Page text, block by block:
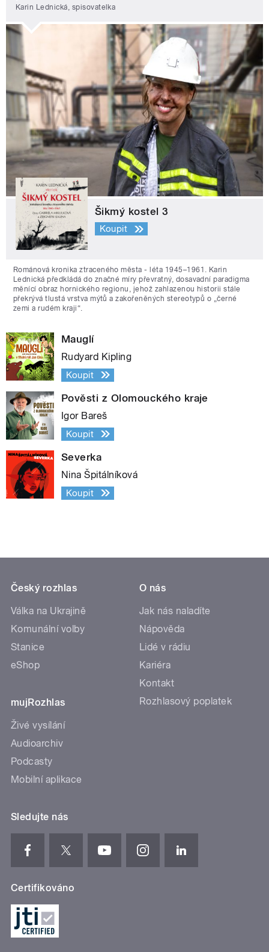
Karin Lednická, spisovatelka
Šikmý kostel 3
Koupit
Románová kronika ztraceného města - léta 1945–1961. Karin
Lednická předkládá do značné míry převratný, dosavadní paradigma
měnící obraz hornického regionu, jehož zahlazenou historii stále
překrývá tlustá vrstva mýtů a zakořeněných stereotypů o „černé
zemi a rudém kraji“.
Mauglí
Rudyard Kipling
Koupit
Pověsti z Olomouckého kraje
Igor Bareš
Koupit
Severka
Nina Špitálníková
Koupit
Český rozhlas
Válka na Ukrajině
Komunální volby
Stanice
eShop
mujRozhlas
Živé vysílání
Audioarchiv
Podcasty
Mobilní aplikace
O nás
Jak nás naladíte
Nápověda
Lidé v rádiu
Kariéra
Kontakt
Rozhlasový poplatek
Sledujte nás
Certifikováno